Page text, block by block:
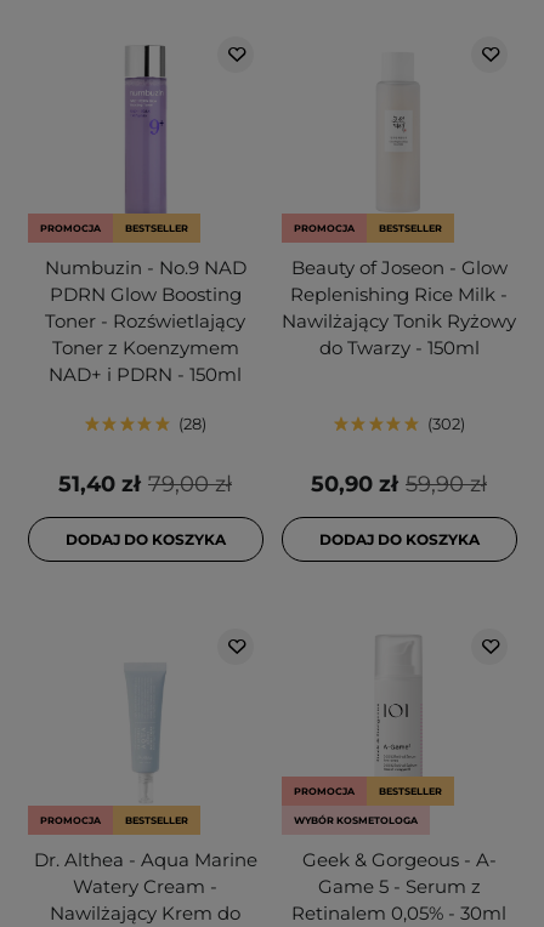
PROMOCJA BESTSELLER
Numbuzin - No.9 NAD
PDRN Glow Boosting
Toner - Rozświetlający
Toner z Koenzymem
NAD+ i PDRN - 150ml
28
79,00 zł
51,40 zł
DODAJ DO KOSZYKA
PROMOCJA BESTSELLER
Beauty of Joseon - Glow
Replenishing Rice Milk -
Nawilżający Tonik Ryżowy
do Twarzy - 150ml
302
59,90 zł
50,90 zł
DODAJ DO KOSZYKA
PROMOCJA BESTSELLER
Dr. Althea - Aqua Marine
Watery Cream -
Nawilżający Krem do
PROMOCJA BESTSELLER
WYBÓR KOSMETOLOGA
Geek & Gorgeous - A-
Game 5 - Serum z
Retinalem 0,05% - 30ml